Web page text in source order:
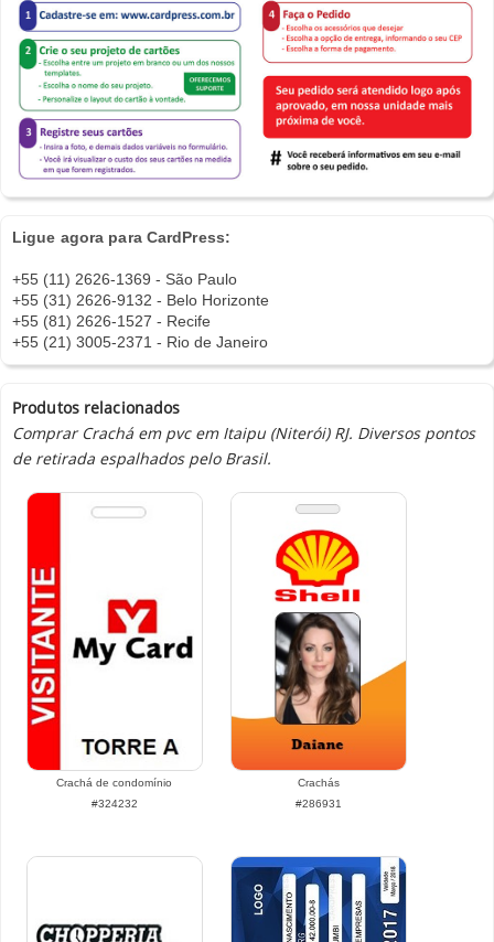
Ligue agora para CardPress:
+55 (11) 2626-1369 - São Paulo
+55 (31) 2626-9132 - Belo Horizonte
+55 (81) 2626-1527 - Recife
+55 (21) 3005-2371 - Rio de Janeiro
Produtos relacionados
Comprar Crachá em pvc em Itaipu (Niterói) RJ. Diversos pontos
de retirada espalhados pelo Brasil.
Crachá de condomínio
#324232
Crachás
#286931